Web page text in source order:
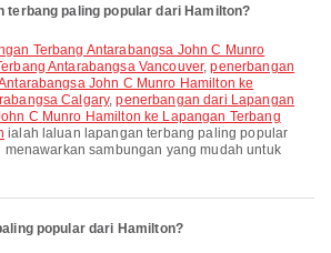
terbang paling popular dari Hamilton?
Antarabangsa Vancouver,penerbangan
John C Munro Hamilton ke
Calgary,penerbangan dari Lapangan
C Munro Hamilton ke Lapangan Terbang
ialah laluan lapangan terbang paling popular
sambungan yang mudah untuk
popular dari Hamilton?